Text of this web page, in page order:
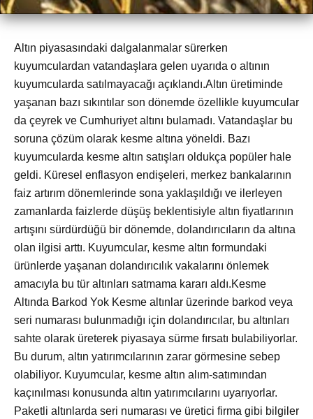
Altın piyasasındaki dalgalanmalar sürerken
kuyumculardan vatandaşlara gelen uyarıda o altının
kuyumcularda satılmayacağı açıklandı.Altın üretiminde
yaşanan bazı sıkıntılar son dönemde özellikle kuyumcular
da çeyrek ve Cumhuriyet altını bulamadı. Vatandaşlar bu
soruna çözüm olarak kesme altına yöneldi. Bazı
kuyumcularda kesme altın satışları oldukça popüler hale
geldi. Küresel enflasyon endişeleri, merkez bankalarının
faiz artırım dönemlerinde sona yaklaşıldığı ve ilerleyen
zamanlarda faizlerde düşüş beklentisiyle altın fiyatlarının
artışını sürdürdüğü bir dönemde, dolandırıcıların da altına
olan ilgisi arttı. Kuyumcular, kesme altın formundaki
ürünlerde yaşanan dolandırıcılık vakalarını önlemek
amacıyla bu tür altınları satmama kararı aldı.Kesme
Altında Barkod Yok Kesme altınlar üzerinde barkod veya
seri numarası bulunmadığı için dolandırıcılar, bu altınları
sahte olarak üreterek piyasaya sürme fırsatı bulabiliyorlar.
Bu durum, altın yatırımcılarının zarar görmesine sebep
olabiliyor. Kuyumcular, kesme altın alım-satımından
kaçınılması konusunda altın yatırımcılarını uyarıyorlar.
Paketli altınlarda seri numarası ve üretici firma gibi bilgiler